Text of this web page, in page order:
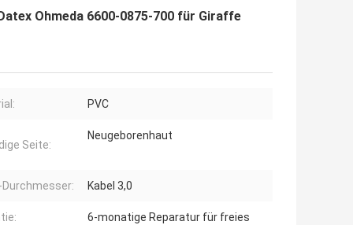
Ohmeda 6600-0875-700 für Giraffe
PVC
Seite:
Neugeborenhaut
Durchmesser: Kabel 3,0
6-monatige Reparatur für freies